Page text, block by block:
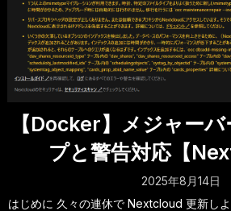
【Docker】メジャー
プと警告対応【
2025年8月14日
はじめに 久々の連休で Nextcloud 更新し